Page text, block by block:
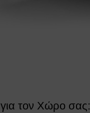
τον Χώρο σας: